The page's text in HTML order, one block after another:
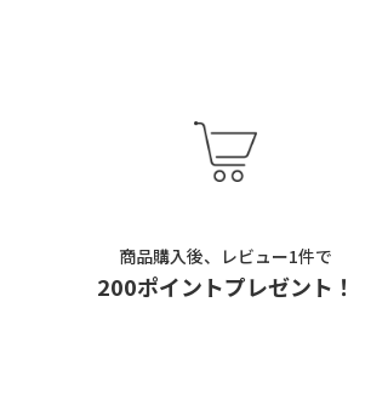
商品購入後、レビュー1件で
200ポイントプレゼント！